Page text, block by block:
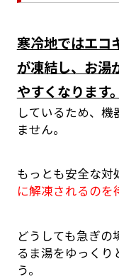
寒冷地ではエコ
が凍結し、お湯
やすくなります。
しているため、
ません。
もっとも安全な対
に解凍されるのを
どうしても急ぎ
るま湯をゆっくり
う。